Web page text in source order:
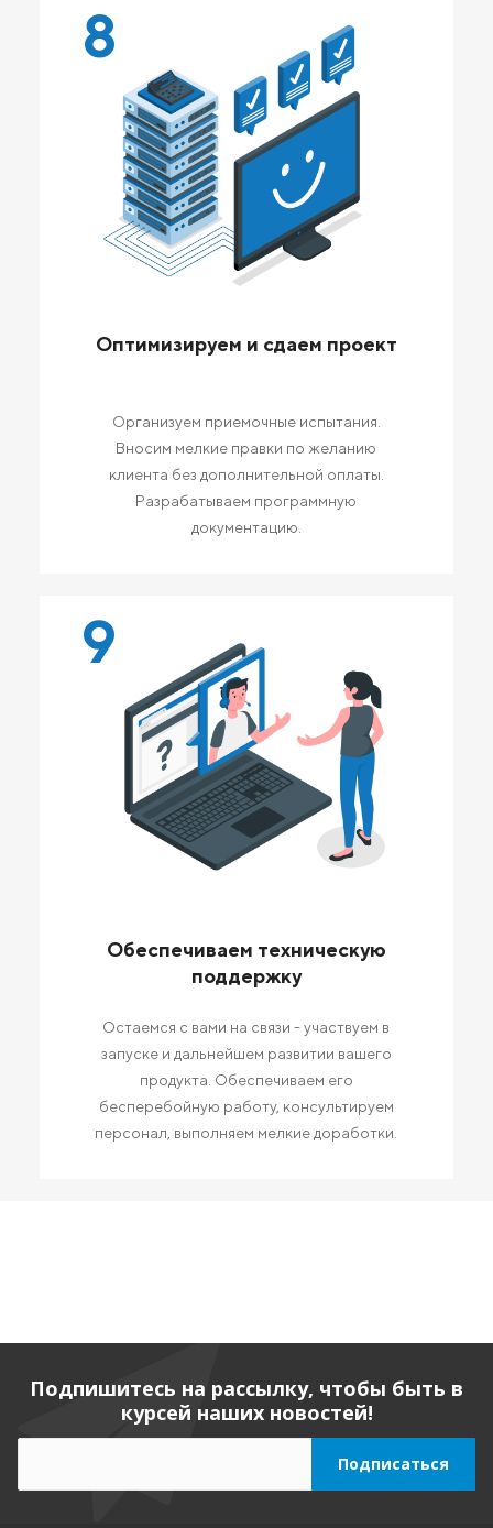
8
Оптимизируем и сдаем проект
Организуем приемочные испытания.
Вносим мелкие правки по желанию
клиента без дополнительной оплаты.
Разрабатываем программную
документацию.
9
Обеспечиваем техническую
поддержку
Остаемся с вами на связи - участвуем в
запуске и дальнейшем развитии вашего
продукта. Обеспечиваем его
бесперебойную работу, консультируем
персонал, выполняем мелкие доработки.
Подпишитесь на рассылку, чтобы быть в
курсей наших новостей!